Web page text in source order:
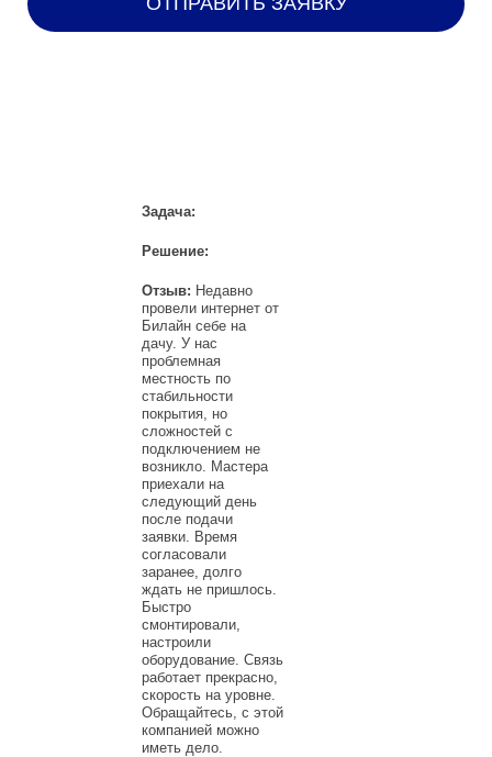
Задача:
Решение:
Отзыв: Недавно
провели интернет от
Билайн себе на
дачу. У нас
проблемная
местность по
стабильности
покрытия, но
сложностей с
подключением не
возникло. Мастера
приехали на
следующий день
после подачи
заявки. Время
согласовали
заранее, долго
ждать не пришлось.
Быстро
смонтировали,
настроили
оборудование. Связь
работает прекрасно,
скорость на уровне.
Обращайтесь, с этой
компанией можно
иметь дело.